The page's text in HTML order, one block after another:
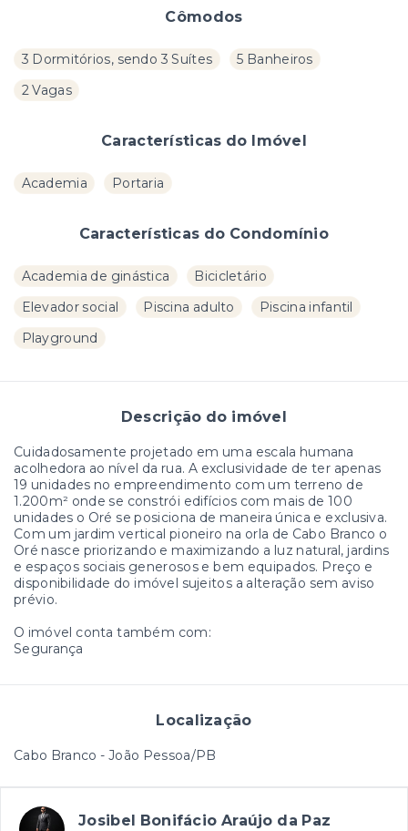
Cômodos
3 Dormitórios, sendo 3 Suítes
5 Banheiros
2 Vagas
Características do Imóvel
Academia Portaria
Características do Condomínio
Academia de ginástica
Bicicletário
Elevador social
Piscina adulto
Piscina infantil
Playground
Descrição do imóvel
Cuidadosamente projetado em uma escala humana
acolhedora ao nível da rua. A exclusividade de ter apenas
19 unidades no empreendimento com um terreno de
1.200m² onde se constrói edifícios com mais de 100
unidades o Oré se posiciona de maneira única e exclusiva.
Com um jardim vertical pioneiro na orla de Cabo Branco o
Oré nasce priorizando e maximizando a luz natural, jardins
e espaços sociais generosos e bem equipados. Preço e
disponibilidade do imóvel sujeitos a alteração sem aviso
prévio.
O imóvel conta também com:
Segurança
Localização
Cabo Branco - João Pessoa/PB
Josibel Bonifácio Araújo da Paz